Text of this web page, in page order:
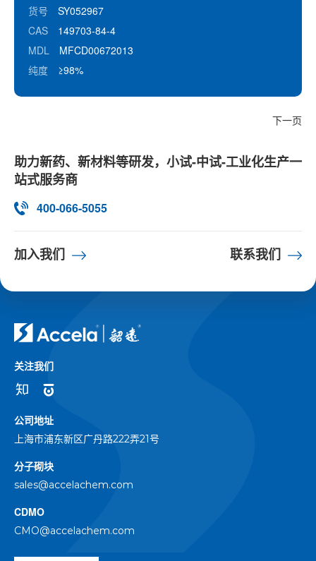
货号
SY052967
CAS
149703-84-4
MDL
MFCD00672013
纯度
≥98%
下一页
助力新药、新材料等研发，小试-中试-工业化生产一
站式服务商
400-066-5055
加入我们 联系我们
关注我们
公司地址
上海市浦东新区广丹路222弄21号
分子砌块
sales@accelachem.com
CDMO
CMO@accelachem.com